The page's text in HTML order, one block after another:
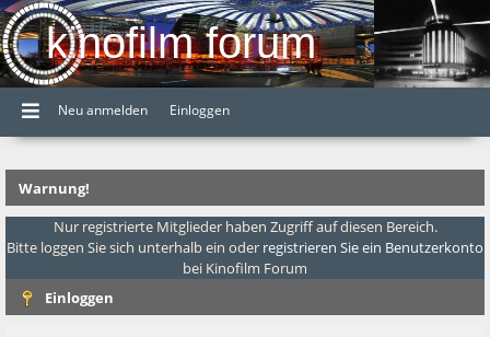
kinofilm forum
Neu anmelden Einloggen
Warnung!
Nur registrierte Mitglieder haben Zugriff auf diesen Bereich.
Bitte loggen Sie sich unterhalb ein oder registrieren Sie ein Benutzerkonto
bei Kinofilm Forum
Einloggen